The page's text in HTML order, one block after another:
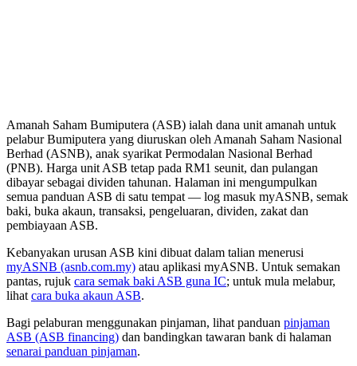
Amanah Saham Bumiputera (ASB) ialah dana unit amanah untuk
pelabur Bumiputera yang diuruskan oleh Amanah Saham Nasional
Berhad (ASNB), anak syarikat Permodalan Nasional Berhad
(PNB). Harga unit ASB tetap pada RM1 seunit, dan pulangan
dibayar sebagai dividen tahunan. Halaman ini mengumpulkan
semua panduan ASB di satu tempat — log masuk myASNB, semak
baki, buka akaun, transaksi, pengeluaran, dividen, zakat dan
pembiayaan ASB.
Kebanyakan urusan ASB kini dibuat dalam talian menerusi
myASNB (asnb.com.my) atau aplikasi myASNB. Untuk semakan
pantas, rujuk cara semak baki ASB guna IC; untuk mula melabur,
lihat cara buka akaun ASB.
Bagi pelaburan menggunakan pinjaman, lihat panduan pinjaman
ASB (ASB financing) dan bandingkan tawaran bank di halaman
senarai panduan pinjaman.